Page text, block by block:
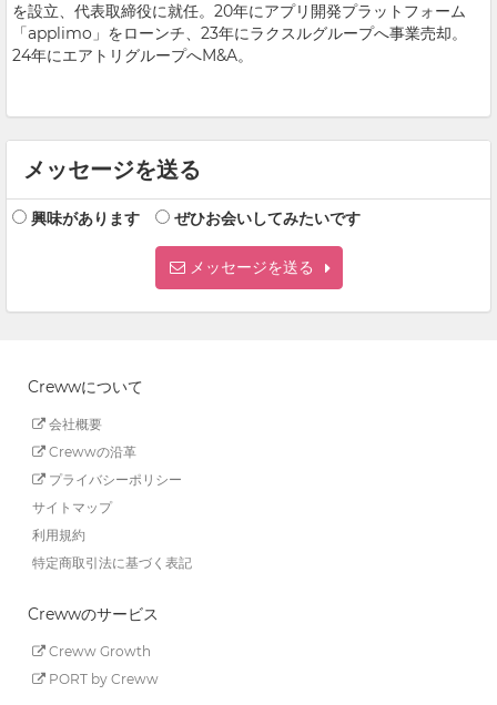
を設立、代表取締役に就任。20年にアプリ開発プラットフォーム
「applimo」をローンチ、23年にラクスルグループへ事業売却。
24年にエアトリグループへM&A。
メッセージを送る
興味があります ぜひお会いしてみたいです
メッセージを送る
Crewwについて
会社概要
Crewwの沿革
プライバシーポリシー
サイトマップ
利用規約
特定商取引法に基づく表記
Crewwのサービス
Creww Growth
PORT by Creww